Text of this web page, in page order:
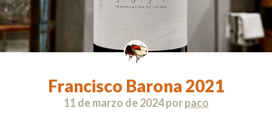
Francisco Barona 2021
11 de marzo de 2024porpaco